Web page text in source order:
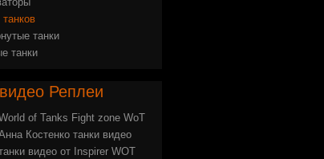
танков
танки
танки
видео Реплеи
of Tanks Fight zone WoT
Костенко танки видео
видео от Inspirer WOT